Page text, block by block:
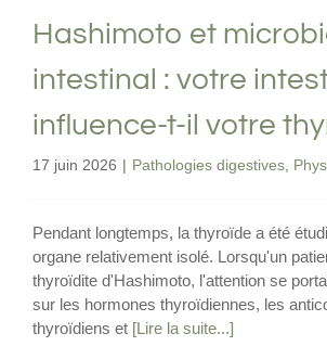
Hashimoto et
intestinal : votre
influence-t-il votre
17 juin 2026 | Pathologies digestives
Pendant longtemps, la thyroïde a été
organe relativement isolé. Lorsqu'un
thyroïdite d'Hashimoto, l'attention se
sur les hormones thyroïdiennes, les
thyroïdiens et [Lire la suite...]